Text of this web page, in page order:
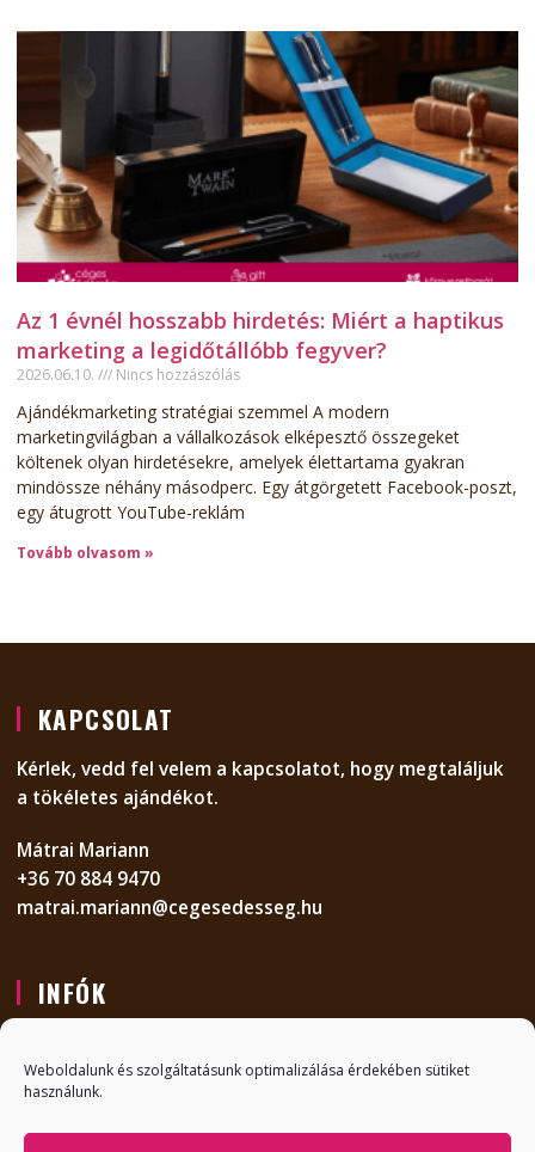
Weboldalunk és szolgáltatásunk optimalizálása érdekében sütiket
használunk.
Az 1 évnél hosszabb hirdetés: Miért a haptikus
marketing a legidőtállóbb fegyver?
2026.06.10. Nincs hozzászólás
Ajándékmarketing stratégiai szemmel A modern
marketingvilágban a vállalkozások elképesztő összegeket
költenek olyan hirdetésekre, amelyek élettartama gyakran
mindössze néhány másodperc. Egy átgörgetett Facebook-poszt,
egy átugrott YouTube-reklám
Tovább olvasom »
KAPCSOLAT
Kérlek, vedd fel velem a kapcsolatot, hogy megtaláljuk
a tökéletes ajándékot.
Mátrai Mariann
+36 70 884 9470
matrai.mariann@cegesedesseg.hu
INFÓK
GYIK
ADATVÉDELMI NYILATKOZAT